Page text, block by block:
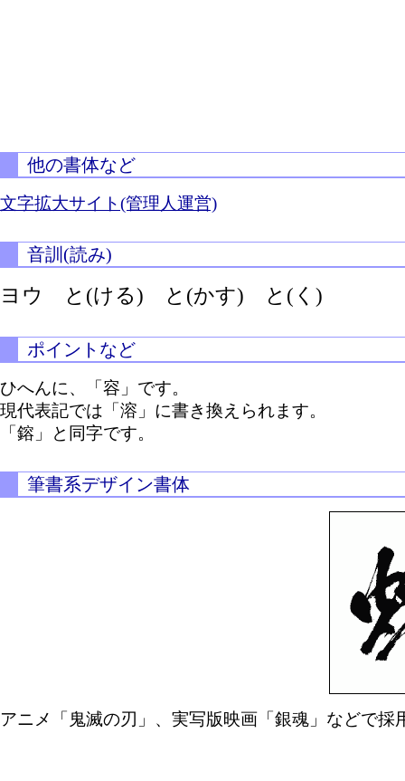
他の書体など
文字拡大サイト(管理人運営)
音訓(読み)
ヨウ と(ける) と(かす) と(く)
ポイントなど
ひへんに、「容」です。
現代表記では「溶」に書き換えられます。
「鎔」と同字です。
筆書系デザイン書体
アニメ「鬼滅の刃」、実写版映画「銀魂」などで